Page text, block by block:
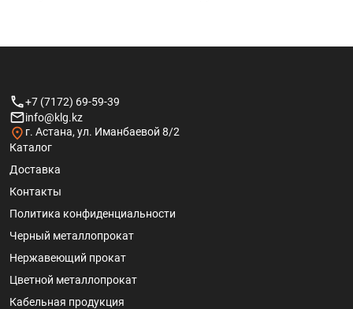
+7 (7172) 69-59-39
info@klg.kz
г. Астана, ул. Иманбаевой 8/2
Каталог
Доставка
Контакты
Политика конфиденциальности
Черный металлопрокат
Нержавеющий прокат
Цветной металлопрокат
Кабельная продукция